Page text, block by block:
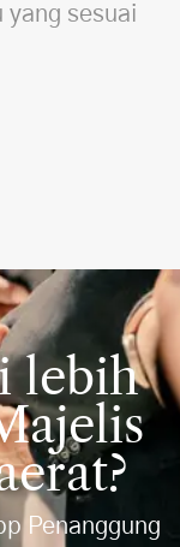
yang sesuai
lebih
Penanggung